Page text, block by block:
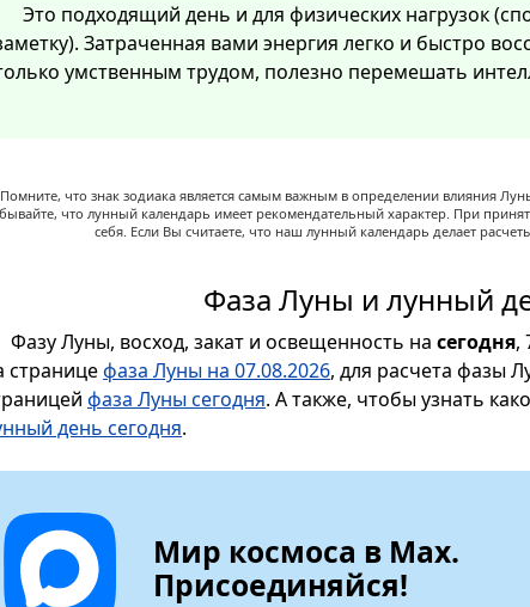
Это подходящий день и для физических нагрузок
Затраченная вами энергия легко и быстро
умственным трудом, полезно перемешать
Помните, что знак зодиака является самым важным в определении влияния
что лунный календарь имеет рекомендательный характер. При
себя. Если Вы считаете, что наш лунный календарь делает
Фаза Луны и лунный
Фазу Луны, восход, закат и освещенность на сегодня,
страницефаза Луны на 07.08.2026, для расчета фазы
фаза Луны сегодня. А также, чтобы узнать
день сегодня.
Мир космоса в Max.
Присоединяйся!